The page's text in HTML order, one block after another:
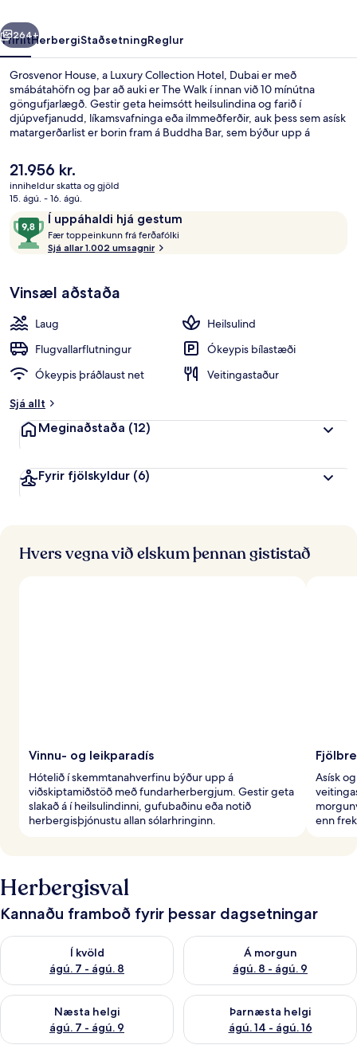
Dubai
Næsta
264+
YfirlitHerbergiStaðsetningReglur
Grosvenor House, a Luxury Collection Hotel, Dubai er með
smábátahöfn og þar að auki er The Walk í innan við 10 mínútna
göngufjarlægð. Gestir geta heimsótt heilsulindina og farið í
djúpvefjanudd, líkamsvafninga eða ilmmeðferðir, auk þess sem asísk
matargerðarlist er borin fram á Buddha Bar, sem býður upp á
2 útilaugar, bar við sundlaugarbakkann og heilsurækt sem er opin
allan sólarhringinn. Aðrir gestir hafa sérstaklega sagt að hjálpsamt
starfsfólk sé meðal helstu kosta gististaðarins. Það er ekki langt að
fara til að komast í almenningssamgöngur: Dubai Marina-
lestarstöðin er í 9 mínútna göngufjarlægð og Mina Seyahi-
sporvagnastoppistöðin í 12 mínútna.
Núverandi
verð
er
21.956 kr.
21.956 kr.
inniheldur skatta og gjöld
15. ágú. - 16. ágú.
UmsagnirÍ uppáhaldi hjá gestum
9,8
af
10,
uppáhaldi
hjá
gestum
Fær toppeinkunn frá ferðafólki
p
p
e
n
n
r
ð
Sjá allar 1.002 umsagnir
Vinsæl aðstaða
Laug
Heilsulind
Flugvallarflutningur
Ókeypis bílastæði
Ókeypis þráðlaust net
Veitingastaður
Sjá allt
Meginaðstaða (12)
Fyrir fjölskyldur (6)
Hvers vegna við elskum þennan gististað
Vinnu- og leikparadís
Hótelið í skemmtanahverfinu býður upp á
viðskiptamiðstöð með fundarherbergjum. Gestir geta
slakað á í heilsulindinni, gufubaðinu eða notið
herbergisþjónustu allan sólarhringinn.
Asísk
enn
Herbergisval
Kannaðu framboð fyrir þessar dagsetningar
Í kvöld
ágú. 7 - ágú. 8
Athuga framboð í kvöld ágú. 7 - ágú. 8
Á morgun
ágú. 8 - ágú. 9
Athuga framboð á morgun
Næsta helgi
ágú. 7 - ágú. 9
Athuga framboð næstu helgi ágú. 7 - ágú. 9
Þarnæsta helgi
ágú. 14 - ágú. 16
Athuga framboð þarnæstu